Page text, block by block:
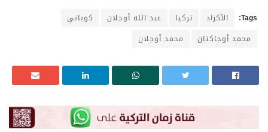
Tags: الأكراد تركيا عبد الله أوجلان
كوباني
محمد أوجاكتان
محمد أوجلان